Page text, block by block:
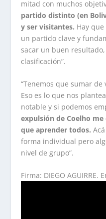
mitad con muchos
partido distinto (en
y ser visitantes. Hay
un partido clave y
sacar un buen
clasificación”.
“Tenemos que sumar
Eso es lo que nos
notable y si podemos
expulsión de Coelho
que aprender todos.
forma individual pero
nivel de grupo”.
Firma: DIEGO AGUIRRE.